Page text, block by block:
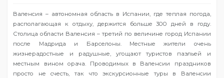
Валенсия – автономная область в Испании, где теплая погода,
располагающая к отдыху, держится больше 300 дней в году.
Столица области Валенсия – третий по величине город Испании
после Мадрида и Барселоны. Местные жители очень
жизнерадостные и радушные, угощают туристов паэльей и
местным вином орача. Проводимых в Валенсии праздников
просто не счесть, так что экскурсионные туры в Валенсии